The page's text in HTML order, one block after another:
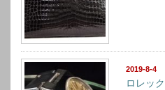
2019-8-4
ロレッ